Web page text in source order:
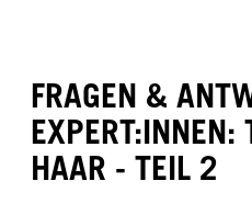
FRAGEN &
EXPERT:INNEN:
HAAR - TEIL 2